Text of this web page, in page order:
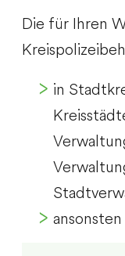
Die für Ihren
in